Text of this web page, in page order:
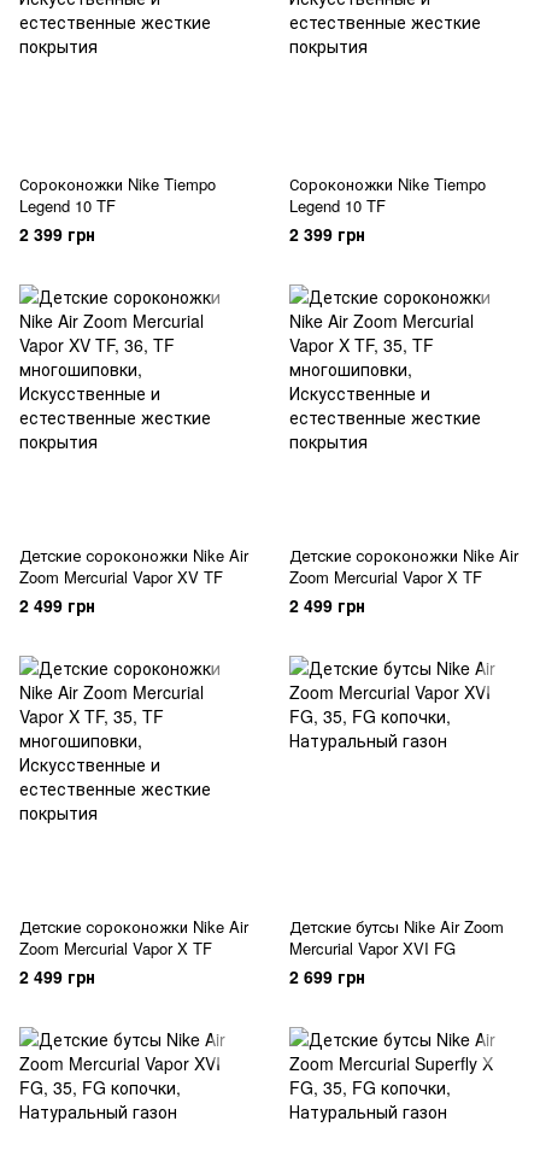
Сороконожки Nike Tiempo
Legend 10 TF
2 399 грн
Сороконожки Nike Tiempo
Legend 10 TF
2 399 грн
Детские сороконожки Nike Air
Zoom Mercurial Vapor XV TF
2 499 грн
Детские сороконожки Nike Air
Zoom Mercurial Vapor X TF
2 499 грн
Детские сороконожки Nike Air
Zoom Mercurial Vapor X TF
2 499 грн
Детские бутсы Nike Air Zoom
Mercurial Vapor XVI FG
2 699 грн